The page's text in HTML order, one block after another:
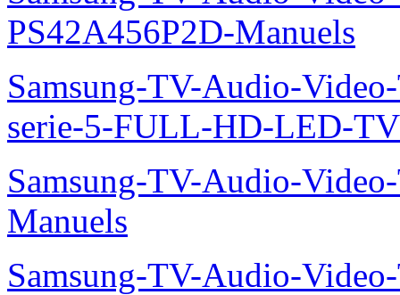
PS42A456P2D-Manuels
Samsung-TV-Audio-
serie-5-FULL-HD-LED-
Samsung-TV-Audio-
Manuels
Samsung-TV-Audio-